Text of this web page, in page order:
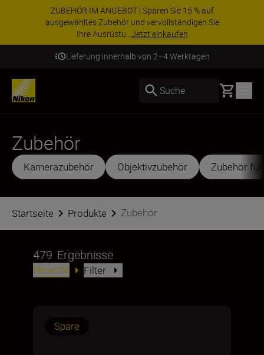
ZUBEHÖR IM ANGEBOT | Sparen Sie 15 % auf
ausgewähltes Zubehör und vervollständigen Sie
Ihre Ausrüstu...Jetzt einkaufen
Lieferung innerhalb von 2–4 Werktagen
Suche Basket
Zubehör
Kamerazubehör Objektivzubehör Zubehör
Startseite Produkte Zubehör
479 Ergebnisse
Neueste Filter
Spare